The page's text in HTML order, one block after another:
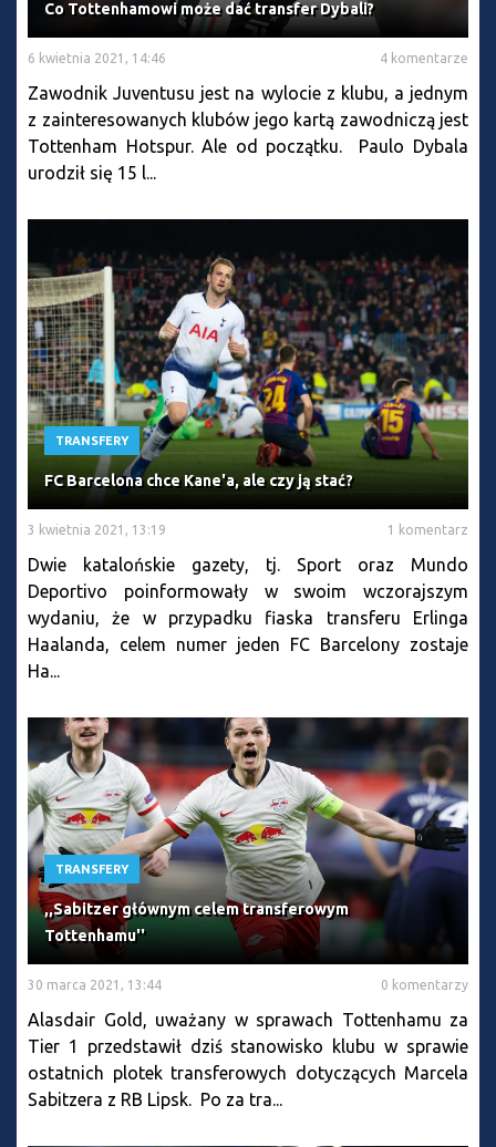
Co Tottenhamowi może dać transfer Dybali?
6 kwietnia 2021, 14:46 4 komentarze
Zawodnik Juventusu jest na wylocie z klubu, a jednym
z zainteresowanych klubów jego kartą zawodniczą jest
Tottenham Hotspur. Ale od początku. Paulo Dybala
urodził się 15 l...
TRANSFERY
FC Barcelona chce Kane'a, ale czy ją stać?
3 kwietnia 2021, 13:19 1 komentarz
Dwie katalońskie gazety, tj. Sport oraz Mundo
Deportivo poinformowały w swoim wczorajszym
wydaniu, że w przypadku fiaska transferu Erlinga
Haalanda, celem numer jeden FC Barcelony zostaje
Ha...
TRANSFERY
,,Sabitzer głównym celem transferowym
Tottenhamu''
30 marca 2021, 13:44 0 komentarzy
Alasdair Gold, uważany w sprawach Tottenhamu za
Tier 1 przedstawił dziś stanowisko klubu w sprawie
ostatnich plotek transferowych dotyczących Marcela
Sabitzera z RB Lipsk. Po za tra...